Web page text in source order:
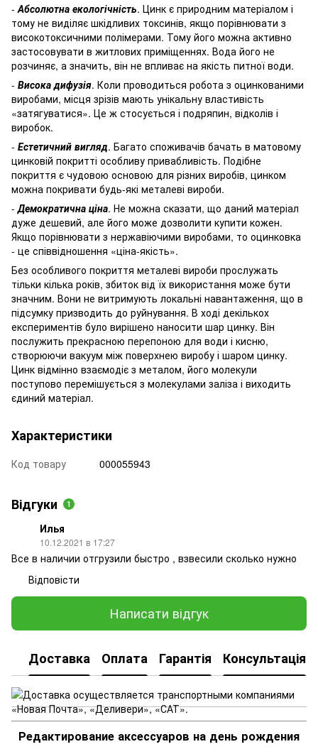
- Абсолютна екологічність. Цинк є природним матеріалом і
тому не виділяє шкідливих токсинів, якщо порівнювати з
високотоксичними полімерами. Тому його можна активно
застосовувати в житлових приміщеннях. Вода його не
розчиняє, а значить, він не впливає на якість питної води.
- Висока дифузія. Коли проводиться робота з оцинкованими
виробами, місця зрізів мають унікальну властивість
«затягуватися». Це ж стосується і подряпин, відколів і
виробок.
- Естетичний вигляд. Багато споживачів бачать в матовому
цинковій покритті особливу привабливість. Подібне
покриття є чудовою основою для різних виробів, цинком
можна покривати будь-які металеві вироби.
-Демократична ціна. Не можна сказати, що даний матеріал
дуже дешевий, але його може дозволити купити кожен.
Якщо порівнювати з нержавіючими виробами, то оцинковка
- це співвідношення «ціна-якість».
Без особливого покриття металеві вироби прослужать
тільки кілька років, збиток від їх використання може бути
значним. Вони не витримують локальні навантаження, що в
підсумку призводить до руйнування. В ході декількох
експериментів було вирішено наносити шар цинку. Він
послужить прекрасною перепоною для води і кисню,
створюючи вакуум між поверхнею виробу і шаром цинку.
Цинк відмінно взаємодіє з металом, його молекули
поступово перемішується з молекулами заліза і виходить
єдиний матеріал.
Характеристики
Код товару 000055943
Відгуки 1
Илья
10.12.2021 в 17:27
Все в наличии отгрузили быстро , взвесили сколько нужно
Відповісти
Написати відгук
Доставка Оплата Гарантія Консультація
Редактирование аксессуаров на день рождения